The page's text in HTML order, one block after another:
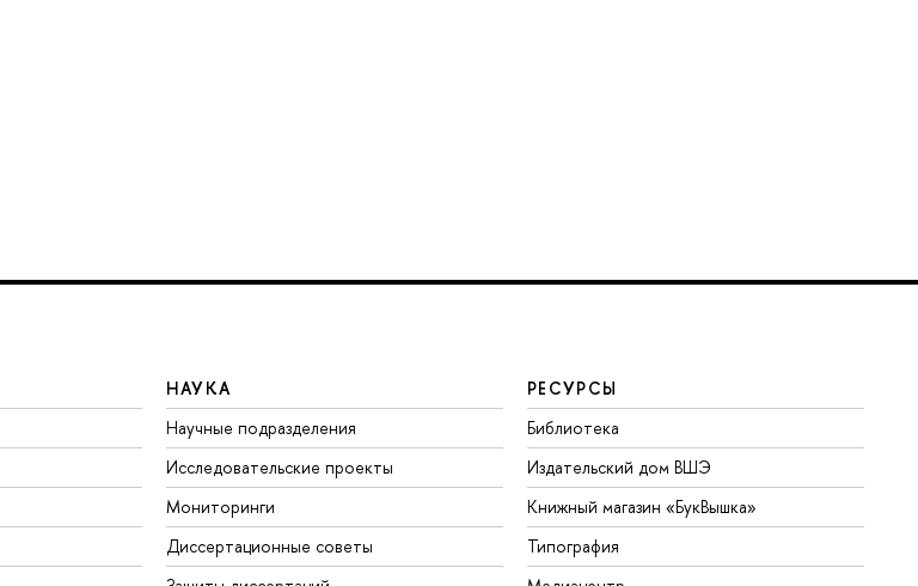
НАУКА
Научные подразделения
Исследовательские проекты
Мониторинги
Диссертационные советы
РЕСУРСЫ
Библиотека
Издательский дом ВШЭ
Книжный магазин «БукВышка»
Типография